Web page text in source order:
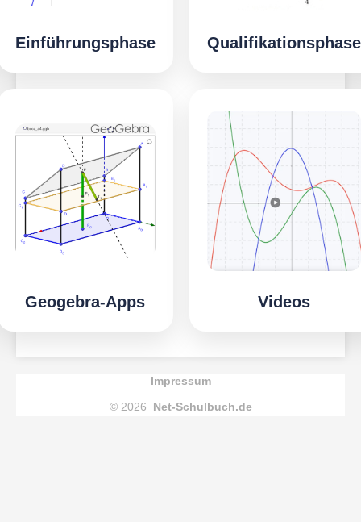
Einführungsphase Qualifikationsphase
Geogebra-Apps Videos
Impressum
© 2026
Net-Schulbuch.de